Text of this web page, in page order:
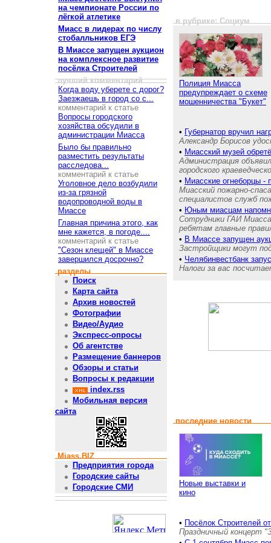
на чемпионате России по
лёгкой атлетике
Миасс в лидерах по числу
стобалльников ЕГЭ
В Миассе запущен аукцион
на комплексное развитие
посёлка Строителей
лучший комментарий
Когда воду уберете с дорог?
Заезжаешь в город со с...
комментарий к статье
Вопросы городского
хозяйства обсудили в
администрации Миасса
Было бы правильно
разместить результаты
расследова...
комментарий к статье
Уголовное дело возбудили
из-за грязной
водопроводной воды в
Миассе
Главная причина этого, как
мне кажется, в погоде....
комментарий к статье
"Сезон клещей" в Миассе
завершился досрочно?
разделы
Поиск
Карта сайта
Архив новостей
Фотографии
Видео/Аудио
Экспресс-опросы
Об агентстве
Размещение баннеров
Обзоры и статьи
Вопросы к редакции
index.rss
Мобильная версия
сайта
Miass.BIZ
Предприятия города
Городские сайты
Городские СМИ
в рубрике: Социум
Полиция Миасса
предупреждает о схеме
мошенничества "Букет"
• Губернатор вручил
Александр Борисов
• Миасский музей
Администрация
городского
• Миасские огнеборцы -
Миасский пожарно-
специалистов служб
• Юным миасцам
Сотрудники ГАИ
ребятам главные
• В Миассе запущен
Застройщики могут
• Челябинвестбанк
Налоги за вас
последние новости
Новые выставки и
кино
• Посёлок Строителей
Праздничный концерт